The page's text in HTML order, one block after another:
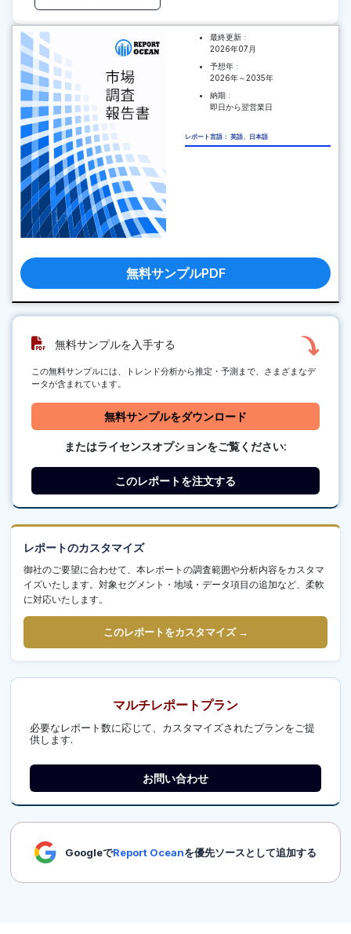
最終更新 :
2026年07月
予想年 :
2026年～2035年
納期 :
即日から翌営業日
レポート言語： 英語、日本語
無料サンプルPDF
無料サンプルを入手する
この無料サンプルには、トレンド分析から推定・予測まで、さまざまなデ
ータが含まれています。
無料サンプルをダウンロード
またはライセンスオプションをご覧ください:
このレポートを注文する
レポートのカスタマイズ
御社のご要望に合わせて、本レポートの調査範囲や分析内容をカスタマ
イズいたします。対象セグメント・地域・データ項目の追加など、柔軟
に対応いたします。
このレポートをカスタマイズ →
マルチレポートプラン
必要なレポート数に応じて、カスタマイズされたプランをご提
供します.
お問い合わせ
GoogleでReport Oceanを優先ソースとして追加する